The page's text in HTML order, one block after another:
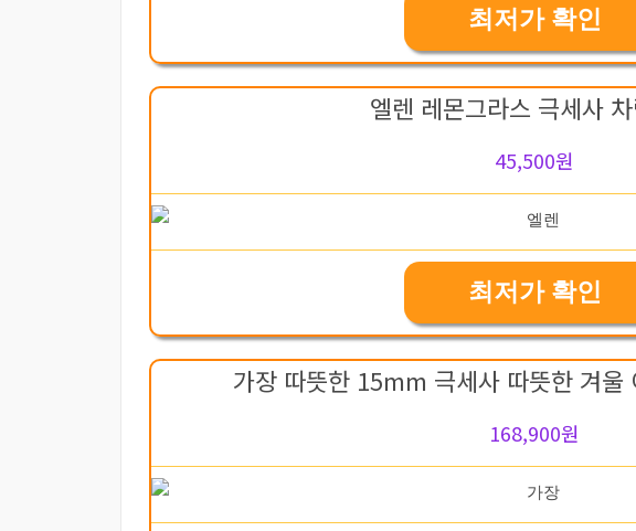
최저가 확인
엘렌 레몬그라스 극세사
45,500원
최저가 확인
가장 따뜻한 15mm 극세사 따뜻한 겨울
168,900원